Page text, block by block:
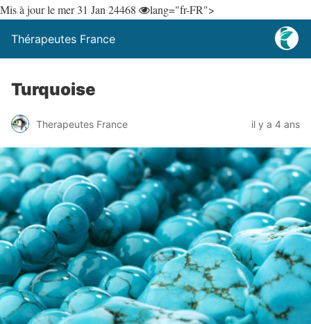
Mis à jour le mer 31 Jan 24468 lang="fr-FR">
Thérapeutes France
Turquoise
Therapeutes France il y a 4 ans